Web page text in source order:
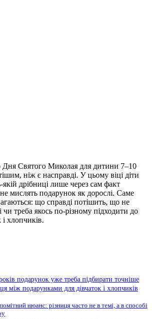
Дня Святого Миколая для дитини 7–10
ніж є насправді. У цьому віці діти
дрібниці лише через сам факт
мислять подарунок як дорослі. Саме
що справді потішить, що не
чи треба якось по-різному підходити до
хлопчиків.
подарунок уже треба підбирати точніше
між подарунками для дівчаток і хлопчиків
нюанс: різниця часто не в темі, а в способі